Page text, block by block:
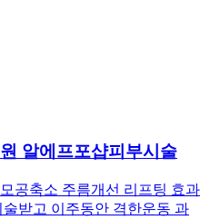
알에프포샵피부시술
공축소 주름개선 리프팅 효과
받고 이주동안 격한운동 과